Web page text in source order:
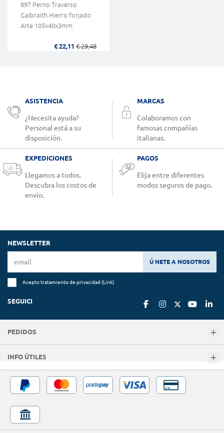
897 Perno Traverso
Galbraith Hierro forjado
Arte 105x40x3mm
€ 22,11 € 29,48
ASISTENCIA
¿Necesita ayuda?
Personal está a su
disposición.
MARCAS
Colaboramos con
famosas compañías
italianas.
EXPEDICIONES
Llegamos a todos.
Descubra los costos de
envío.
PAGOS
Elija entre diferentes
modos seguros de pago.
NEWSLETTER
Ú NETE A NOSOTROS
Acepto tratamiento de privacidad (Link)
SEGUICI
PEDIDOS
INFO ÚTILES